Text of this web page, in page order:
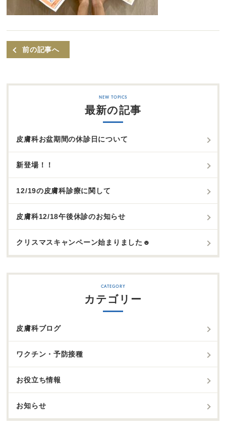
前の記事へ
最新の記事
皮膚科お盆期間の休診日について
新登場！！
12/19の皮膚科診療に関して
皮膚科12/18午後休診のお知らせ
クリスマスキャンペーン始まりました☻
カテゴリー
皮膚科ブログ
ワクチン・予防接種
お役立ち情報
お知らせ